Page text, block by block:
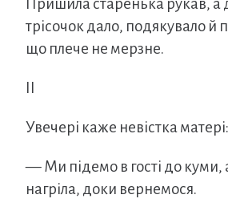
Пришила старенька рукав, а
трісочок дало, подякувало й
що плече не мерзне.
Увечері каже невістка матері:
— Ми підемо в гості до куми,
нагріла, доки вернемося.